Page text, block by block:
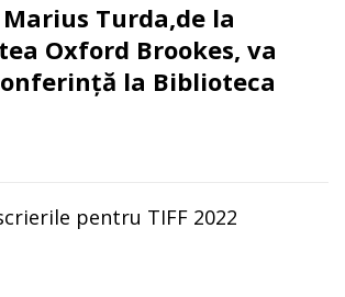
Turda,de la
Oxford Brookes, va
la Biblioteca
pentru TIFF 2022